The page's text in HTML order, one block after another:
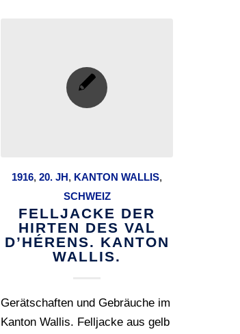
1916,20. JH, KANTON WALLIS,
SCHWEIZ
FELLJACKE DER
HIRTEN DES VAL
D’HÉRENS. KANTON
WALLIS.
Gerätschaften und Gebräuche im
Kanton Wallis. Felljacke aus gelb